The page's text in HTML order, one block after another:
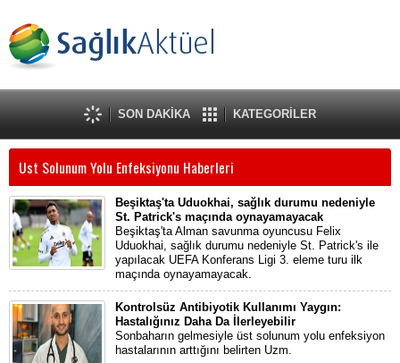
SON DAKİKA KATEGORİLER
Ust Solunum Yolu Enfeksiyonu Haberleri
Beşiktaş'ta Uduokhai, sağlık durumu nedeniyle
St. Patrick's maçında oynayamayacak
Beşiktaş'ta Alman savunma oyuncusu Felix
Uduokhai, sağlık durumu nedeniyle St. Patrick's ile
yapılacak UEFA Konferans Ligi 3. eleme turu ilk
maçında oynayamayacak.
Kontrolsüz Antibiyotik Kullanımı Yaygın:
Hastalığınız Daha Da İlerleyebilir
Sonbaharın gelmesiyle üst solunum yolu enfeksiyon
hastalarının arttığını belirten Uzm.